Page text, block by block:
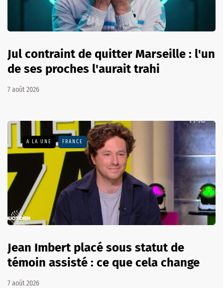
Jul contraint de quitter Marseille : l'un
de ses proches l'aurait trahi
7 août 2026
A LA UNE FRANCE
Jean Imbert placé sous statut de
témoin assisté : ce que cela change
7 août 2026